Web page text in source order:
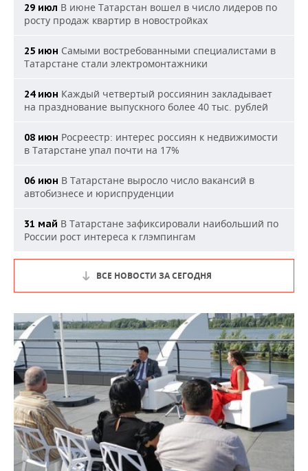
29 июл В июне Татарстан вошел в число лидеров по
росту продаж квартир в новостройках
25 июн Самыми востребованными специалистами в
Татарстане стали электромонтажники
24 июн Каждый четвертый россиянин закладывает
на празднование выпускного более 40 тыс. рублей
08 июн Росреестр: интерес россиян к недвижимости
в Татарстане упал почти на 17%
06 июн В Татарстане выросло число вакансий в
автобизнесе и юриспруденции
31 май В Татарстане зафиксировали наибольший по
России рост интереса к глэмпингам
ВСЕ НОВОСТИ ЗА СЕГОДНЯ